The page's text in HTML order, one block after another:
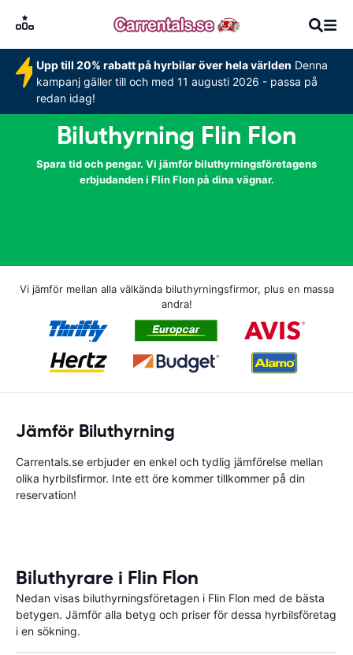
Upp till 20% rabatt på hyrbilar över hela världen Denna
kampanj gäller till och med 11 augusti 2026 - passa på
redan idag!
Biluthyrning Flin Flon
Spara tid och pengar. Vi jämför biluthyrningsföretagens
erbjudanden i Flin Flon på dina vägnar.
Vi jämför mellan alla välkända biluthyrningsfirmor, plus en massa
andra!
Jämför Biluthyrning
Carrentals.se erbjuder en enkel och tydlig jämförelse mellan
olika hyrbilsfirmor. Inte ett öre kommer tillkommer på din
reservation!
Biluthyrare i Flin Flon
Nedan visas biluthyrningsföretagen i Flin Flon med de bästa
betygen. Jämför alla betyg och priser för dessa hyrbilsföretag
i en sökning.